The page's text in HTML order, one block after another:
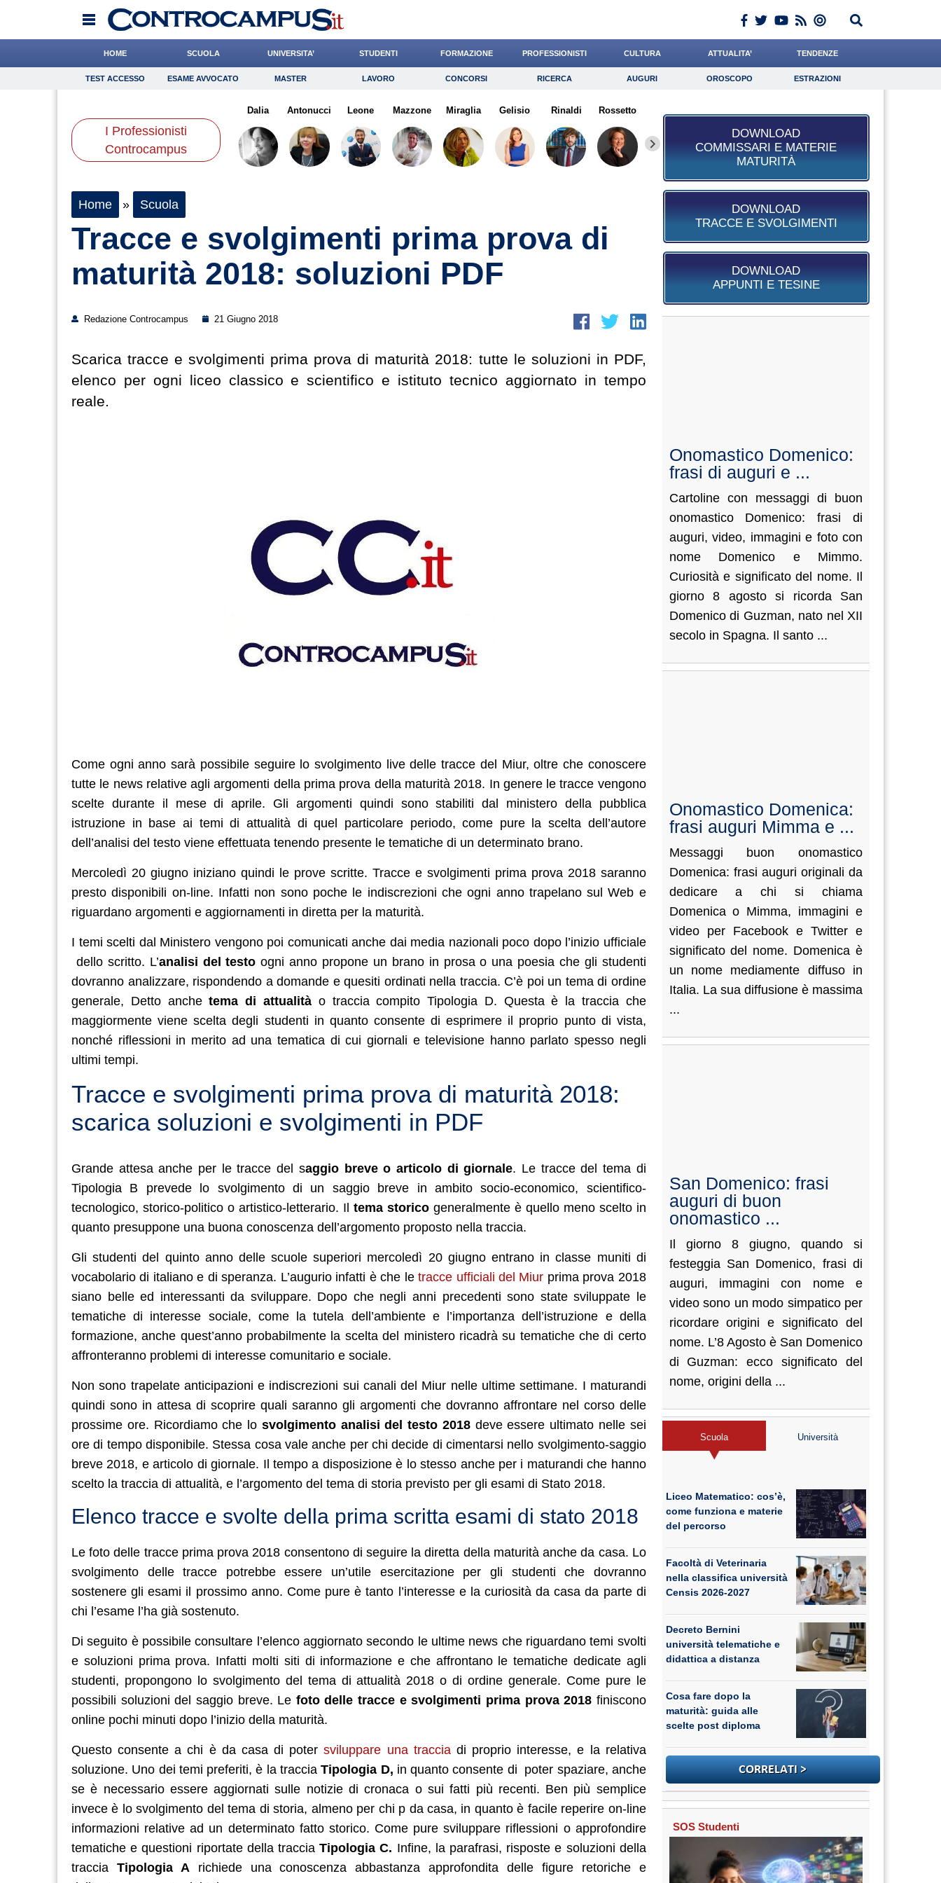
HOME SCUOLA UNIVERSITA’ STUDENTI FORMAZIONE PROFESSIONISTI CULTURA ATTUALITA’ TENDENZE
TEST ACCESSO Esame Avvocato Master Lavoro Concorsi Ricerca Auguri Oroscopo Estrazioni
Consigli Risparmio Diritto Economia Giornalista
Scienze
TEST ACCESSO ESAME AVVOCATO MASTER LAVORO CONCORSI RICERCA AUGURI OROSCOPO ESTRAZIONI
I Professionisti
Controcampus
Dalia Antonucci Leone Mazzone Miraglia Gelisio Rinaldi Rossetto
Home » Scuola
Tracce e svolgimenti prima prova di
maturità 2018: soluzioni PDF
Redazione Controcampus 21 Giugno 2018
Scarica tracce e svolgimenti prima prova di maturità 2018: tutte le soluzioni in PDF,
elenco per ogni liceo classico e scientifico e istituto tecnico aggiornato in tempo
reale.
Come ogni anno sarà possibile seguire lo svolgimento live delle tracce del Miur, oltre che conoscere
tutte le news relative agli argomenti della prima prova della maturità 2018. In genere le tracce vengono
scelte durante il mese di aprile. Gli argomenti quindi sono stabiliti dal ministero della pubblica
istruzione in base ai temi di attualità di quel particolare periodo, come pure la scelta dell’autore
dell’analisi del testo viene effettuata tenendo presente le tematiche di un determinato brano.
Mercoledì 20 giugno iniziano quindi le prove scritte. Tracce e svolgimenti prima prova 2018 saranno
presto disponibili on-line. Infatti non sono poche le indiscrezioni che ogni anno trapelano sul Web e
riguardano argomenti e aggiornamenti in diretta per la maturità.
I temi scelti dal Ministero vengono poi comunicati anche dai media nazionali poco dopo l’inizio ufficiale
dello scritto. L’analisi del testo ogni anno propone un brano in prosa o una poesia che gli studenti
dovranno analizzare, rispondendo a domande e quesiti ordinati nella traccia. C’è poi un tema di ordine
generale, Detto anchetema di attualitào traccia compito Tipologia D. Questa è la traccia che
maggiormente viene scelta degli studenti in quanto consente di esprimere il proprio punto di vista,
nonché riflessioni in merito ad una tematica di cui giornali e televisione hanno parlato spesso negli
ultimi tempi.
Tracce e svolgimenti prima prova di maturità 2018:
scarica soluzioni e svolgimenti in PDF
Grande attesa anche per le tracce del saggio breve o articolo di giornale. Le tracce del tema di
Tipologia B prevede lo svolgimento di un saggio breve in ambito socio-economico, scientifico-
tecnologico, storico-politico o artistico-letterario. Il tema storicogeneralmente è quello meno scelto in
quanto presuppone una buona conoscenza dell’argomento proposto nella traccia.
Gli studenti del quinto anno delle scuole superiori mercoledì 20 giugno entrano in classe muniti di
vocabolario di italiano e di speranza. L’augurio infatti è che letracce ufficiali del Miur prima prova 2018
siano belle ed interessanti da sviluppare. Dopo che negli anni precedenti sono state sviluppate le
tematiche di interesse sociale, come la tutela dell’ambiente e l’importanza dell’istruzione e della
formazione, anche quest’anno probabilmente la scelta del ministero ricadrà su tematiche che di certo
affronteranno problemi di interesse comunitario e sociale.
Non sono trapelate anticipazioni e indiscrezioni sui canali del Miur nelle ultime settimane. I maturandi
quindi sono in attesa di scoprire quali saranno gli argomenti che dovranno affrontare nel corso delle
prossime ore. Ricordiamo che lo svolgimento analisi del testo 2018deve essere ultimato nelle sei
ore di tempo disponibile. Stessa cosa vale anche per chi decide di cimentarsi nello svolgimento-saggio
breve 2018, e articolo di giornale. Il tempo a disposizione è lo stesso anche per i maturandi che hanno
scelto la traccia di attualità, e l’argomento del tema di storia previsto per gli esami di Stato 2018.
Elenco tracce e svolte della prima scritta esami di stato 2018
Le foto delle tracce prima prova 2018 consentono di seguire la diretta della maturità anche da casa. Lo
svolgimento delle tracce potrebbe essere un’utile esercitazione per gli studenti che dovranno
sostenere gli esami il prossimo anno. Come pure è tanto l’interesse e la curiosità da casa da parte di
chi l’esame l’ha già sostenuto.
Di seguito è possibile consultare l’elenco aggiornato secondo le ultime news che riguardano temi svolti
e soluzioni prima prova. Infatti molti siti di informazione e che affrontano le tematiche dedicate agli
studenti, propongono lo svolgimento del tema di attualità 2018 o di ordine generale. Come pure le
possibili soluzioni del saggio breve. Le foto delle tracce e svolgimenti prima prova 2018 finiscono
online pochi minuti dopo l’inizio della maturità.
Questo consente a chi è da casa di potersviluppare una tracciadi proprio interesse, e la relativa
soluzione. Uno dei temi preferiti, è la tracciaTipologia D, in quanto consente di poter spaziare, anche
se è necessario essere aggiornati sulle notizie di cronaca o sui fatti più recenti. Ben più semplice
invece è lo svolgimento del tema di storia, almeno per chi p da casa, in quanto è facile reperire on-line
informazioni relative ad un determinato fatto storico. Come pure sviluppare riflessioni o approfondire
tematiche e questioni riportate della tracciaTipologia C. Infine, la parafrasi, risposte e soluzioni della
traccia Tipologia A richiede una conoscenza abbastanza approfondita delle figure retoriche e
DOWNLOAD
COMMISSARI E MATERIE
MATURITÀ
DOWNLOAD
TRACCE E SVOLGIMENTI
DOWNLOAD
APPUNTI E TESINE
Onomastico Domenico:
frasi di auguri e ...
Cartoline con messaggi di buon
onomastico Domenico: frasi di
auguri, video, immagini e foto con
nome Domenico e Mimmo.
Curiosità e significato del nome. Il
giorno 8 agosto si ricorda San
Domenico di Guzman, nato nel XII
secolo in Spagna. Il santo ...
Onomastico Domenica:
frasi auguri Mimma e ...
Messaggi buon onomastico
Domenica: frasi auguri originali da
dedicare a chi si chiama
Domenica o Mimma, immagini e
video per Facebook e Twitter e
significato del nome. Domenica è
un nome mediamente diffuso in
Italia. La sua diffusione è massima
...
San Domenico: frasi
auguri di buon
onomastico ...
Il giorno 8 giugno, quando si
festeggia San Domenico, frasi di
auguri, immagini con nome e
video sono un modo simpatico per
ricordare origini e significato del
nome. L’8 Agosto è San Domenico
di Guzman: ecco significato del
nome, origini della ...
Scuola Università
Liceo Matematico: cos’è,
come funziona e materie
del percorso
Facoltà di Veterinaria
nella classifica università
Censis 2026-2027
Decreto Bernini
università telematiche e
didattica a distanza
Cosa fare dopo la
maturità: guida alle
scelte post diploma
SOS Studenti